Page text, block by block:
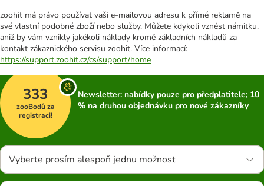
zoohit má právo používat vaši e-mailovou adresu k přímé reklamě na
své vlastní podobné zboží nebo služby. Můžete kdykoli vznést námitku,
aniž by vám vznikly jakékoli náklady kromě základních nákladů za
kontakt zákaznického servisu zoohit. Více informací:
https://support.zoohit.cz/cs/support/home
333
zooBodů za
registraci!
Newsletter: nabídky pouze pro předplatitele; 10
% na druhou objednávku pro nové zákazníky
Vyberte prosím alespoň jednu možnost